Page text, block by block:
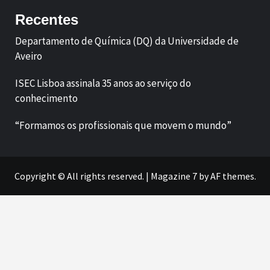
Recentes
Departamento de Química (DQ) da Universidade de
Aveiro
ISEC Lisboa assinala 35 anos ao serviço do
conhecimento
“Formamos os profissionais que movem o mundo”
Copyright © All rights reserved. | Magazine 7by AF themes.